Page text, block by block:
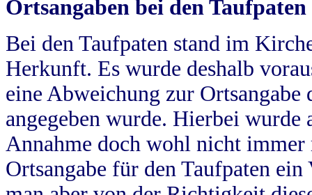
Ortsangaben bei den Taufpaten
Bei den Taufpaten stand im
Herkunft. Es wurde deshalb
eine Abweichung zur
angegeben wurde. Hierbei wurde
Annahme doch wohl nicht
Ortsangabe für den Taufpaten